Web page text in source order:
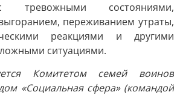
тревожными состояниями,
переживанием утраты,
реакциями и другими
ситуациями.
Комитетом семей воинов
«Социальная сфера» (командой